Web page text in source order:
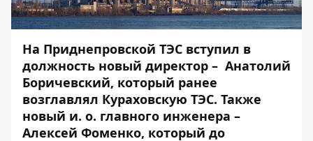
На Приднепровской ТЭС вступил в
должность новый директор – Анатолий
Боричевский, который ранее
возглавлял Кураховскую ТЭС. Также
новый и. о. главного инженера –
Алексей Фоменко, который до